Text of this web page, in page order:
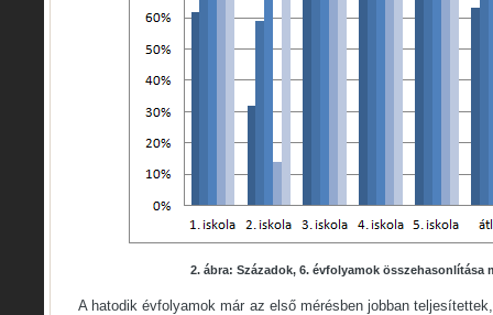
2. ábra: Századok, 6. évfolyamok összehasonlítása
A hatodik évfolyamok már az első mérésben jobban